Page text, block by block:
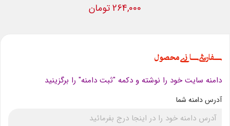
264,000 تومان
سفارشی سازی محصول
دامنه سایت خود را نوشته و دکمه "ثبت دامنه" را برگزینید
آدرس دامنه شما